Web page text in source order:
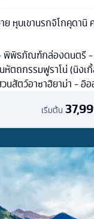
ย หุบเขานรกจิโกคุดานิ
พิพิธภัณฑ์กล่องดนตรี -
ตถกรรมฟูราโน่ (นิงเ
วนสัตว์อาซาฮิยาม่า - อิ
เริ่มต้น